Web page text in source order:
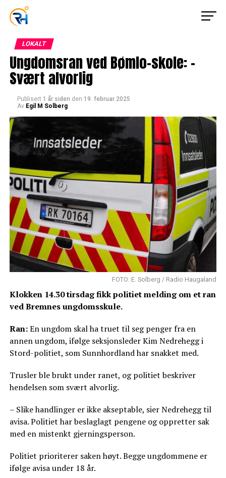
LOKALT
Ungdomsran ved Bømlo-skole: –
Svært alvorlig
Publisert 1 år siden den 19. februar 2025
Av Egil M Solberg
FOTO: E. Solberg / Radio Haugaland
Klokken 14.30 tirsdag fikk politiet melding om et ran
ved Bremnes ungdomsskule.
Ran:En ungdom skal ha truet til seg penger fra en
annen ungdom, ifølge seksjonsleder Kim Nedrehegg i
Stord-politiet, som Sunnhordland har snakket med.
Trusler ble brukt under ranet, og politiet beskriver
hendelsen som svært alvorlig.
– Slike handlinger er ikke akseptable, sier Nedrehegg til
avisa. Politiet har beslaglagt pengene og oppretter sak
med en mistenkt gjerningsperson.
Politiet prioriterer saken høyt. Begge ungdommene er
ifølge avisa under 18 år.